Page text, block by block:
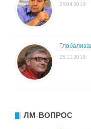
29.04.2019
23.11.2018
ЛМ-ВОПРОС